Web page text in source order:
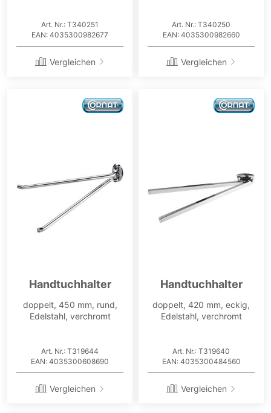
Art. Nr.: T340251
EAN: 4035300982677
Vergleichen
Art. Nr.: T340250
EAN: 4035300982660
Vergleichen
Handtuchhalter
doppelt, 450 mm, rund,
Edelstahl, verchromt
Art. Nr.: T319644
EAN: 4035300608690
Vergleichen
Handtuchhalter
doppelt, 420 mm, eckig,
Edelstahl, verchromt
Art. Nr.: T319640
EAN: 4035300484560
Vergleichen